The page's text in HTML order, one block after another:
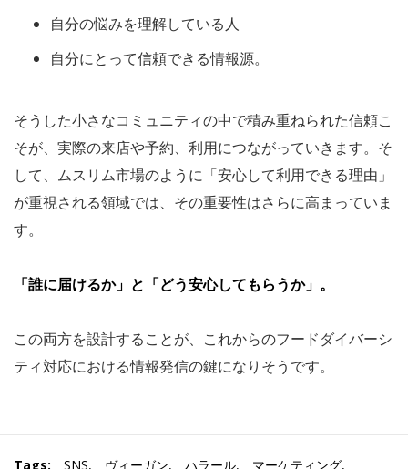
自分の悩みを理解している人
自分にとって信頼できる情報源。
そうした小さなコミュニティの中で積み重ねられた信頼こ
そが、実際の来店や予約、利用につながっていきます。そ
して、ムスリム市場のように「安心して利用できる理由」
が重視される領域では、その重要性はさらに高まっていま
す。
「誰に届けるか」と「どう安心してもらうか」。
この両方を設計することが、これからのフードダイバーシ
ティ対応における情報発信の鍵になりそうです。
Tags: SNS, ヴィーガン, ハラール, マーケティング,